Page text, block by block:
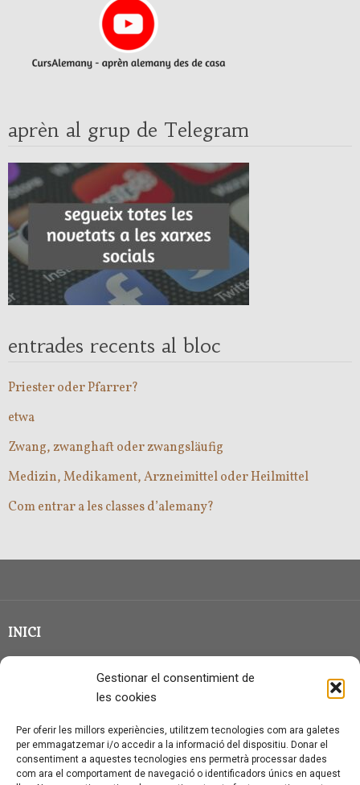
Gestionar el consentimient de
les cookies
Per oferir les millors experiències, utilitzem tecnologies com ara galetes
per emmagatzemar i/o accedir a la informació del dispositiu. Donar el
consentiment a aquestes tecnologies ens permetrà processar dades
com ara el comportament de navegació o identificadors únics en aquest
aprèn al grup de Telegram
entrades recents al bloc
Priester oder Pfarrer?
etwa
Zwang, zwanghaft oder zwangsläufig
Medizin, Medikament, Arzneimittel oder Heilmittel
Com entrar a les classes d’alemany?
INICI
QUI SOC?
CONTACTE